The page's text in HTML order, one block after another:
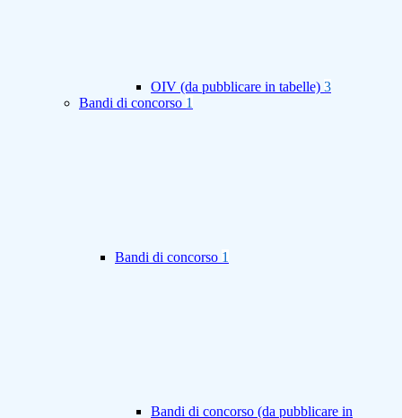
OIV (da pubblicare in tabelle) 3
Bandi di concorso 1
Bandi di concorso 1
Bandi di concorso (da pubblicare in